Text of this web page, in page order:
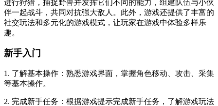
进行狩猎，捕捉野兽并发挥它们不同的能力，组建队伍与小伙
伴一起战斗，共同对抗强大敌人。此外，游戏还提供了丰富的
社交玩法和多元化的游戏模式，让玩家在游戏中体验多样乐
趣。
新手入门
1. 了解基本操作：熟悉游戏界面，掌握角色移动、攻击、采集
等基本操作。
2. 完成新手任务：根据游戏提示完成新手任务，了解游戏玩法